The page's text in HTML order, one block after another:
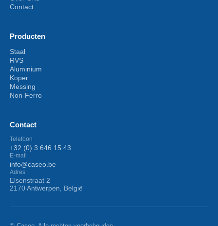
Contact
Producten
Staal
RVS
Aluminium
Koper
Messing
Non-Ferro
Contact
Telefoon
+32 (0) 3 646 15 43
E-mail
info@caseo.be
Adres
Elsenstraat 2
2170 Antwerpen, België